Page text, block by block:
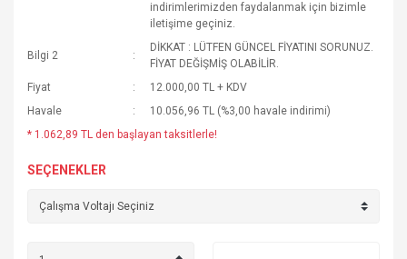
indirimlerimizden faydalanmak için bizimle
iletişime geçiniz.
Bilgi 2
DİKKAT : LÜTFEN GÜNCEL FİYATINI SORUNUZ.
FİYAT DEĞİŞMİŞ OLABİLİR.
Fiyat
12.000,00 TL + KDV
Havale
10.056,96 TL (%3,00 havale indirimi)
* 1.062,89 TL den başlayan taksitlerle!
SEÇENEKLER